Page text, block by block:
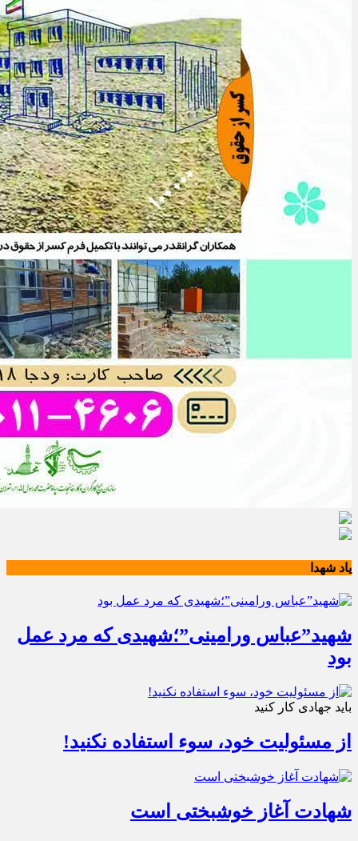
یاد شهدا
شهید”عباس ورامینی”؛شهیدی که مرد عمل
بود
باید جهادی کار کنید
از مسئولیت خود، سوء استفاده نکنید!
شهادت آغاز خوشبختی است